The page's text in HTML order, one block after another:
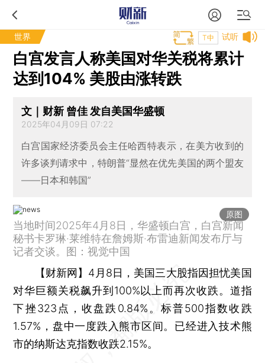
世界 试听
T中
白宫发言人称美国对华关税将累计
达到104% 美股由涨转跌
文｜财新 曾佳 发自美国华盛顿
2025年04月09日 07:22
白宫国家经济委员会主任哈西特表示，在美方收到的
许多谈判请求中，特朗普“显然在优先美国的两个盟友
——日本和韩国”
原图
当地时间2025年4月8日，华盛顿白宫，白宫新闻
秘书卡罗琳·莱维特在詹姆斯·布雷迪新闻发布厅与
记者交谈。图：视觉中国
【财新网】 4月8日，美国三大股指因担忧美国
对华巨额关税飙升到100%以上而再次收跌。道指
下挫323点，收盘跌0.84%。标普500指数收跌
1.57%，盘中一度跌入熊市区间。已经进入技术熊
市的纳斯达克指数收跌2.15%。